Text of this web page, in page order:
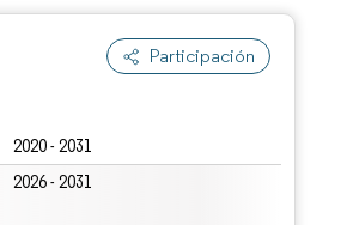
Participación
2020 - 2031
2026 - 2031